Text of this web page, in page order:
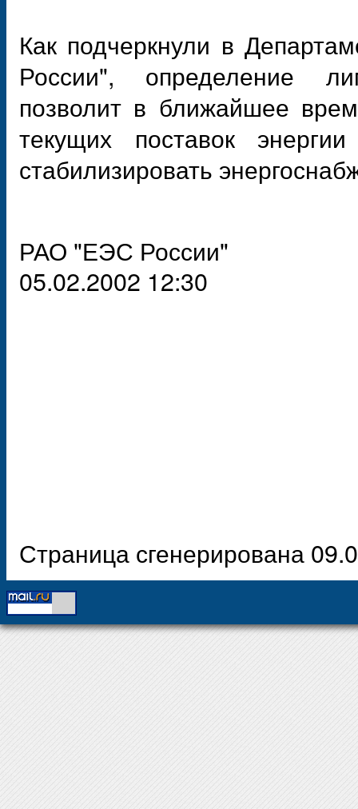
Как подчеркнули в
России", определение
позволит в ближайшее
текущих поставок
стабилизировать
РАО "ЕЭС России"
05.02.2002 12:30
Страница сгенерирована